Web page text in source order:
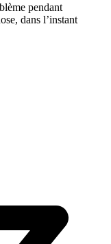
pendant
dans l’instant